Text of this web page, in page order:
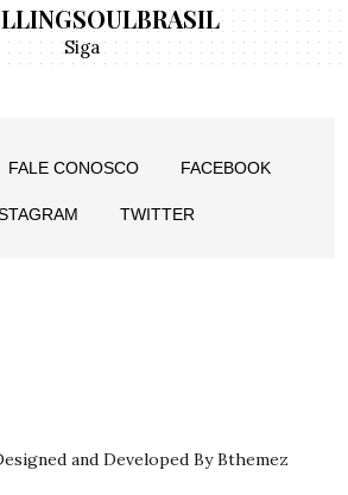
Siga
FALE CONOSCO FACEBOOK
TWITTER
and Developed By Bthemez